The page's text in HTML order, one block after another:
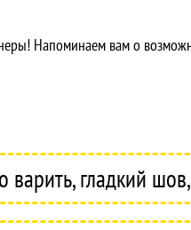
Напоминаем вам о
варить, гладкий